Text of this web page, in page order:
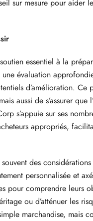
sur mesure pour aider
essentiel à la
évaluation
d’amélioration. Ce
aussi de s’assurer que
s’appuie sur ses
appropriés,
des
personnalisée et
pour comprendre leurs
ou d’atténuer les
marchandise, mais